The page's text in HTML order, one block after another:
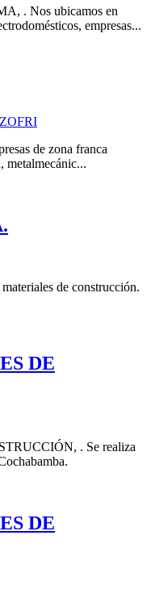
. Nos ubicamos en
empresas...
de zona franca
metalmecánic...
de construcción.
DE
. Se realiza
DE